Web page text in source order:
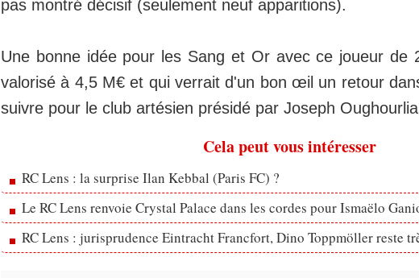
pas montré décisif (seulement neuf apparitions).
Une bonne idée pour les Sang et Or avec ce joueur de
valorisé à 4,5 M€ et qui verrait d'un bon œil un retour
suivre pour le club artésien présidé par Joseph
Cela peut vous intéresser
RC Lens : la surprise Ilan Kebbal (Paris FC) ?
Le RC Lens renvoie Crystal Palace dans les cordes pour Ismaëlo
RC Lens : jurisprudence Eintracht Francfort, Dino Toppmöller reste